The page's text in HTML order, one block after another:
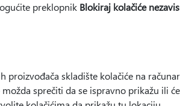
preklopnik Blokiraj kolačiće
proizvođača skladište kolačiće na
sprečiti da se ispravno prikažu ili